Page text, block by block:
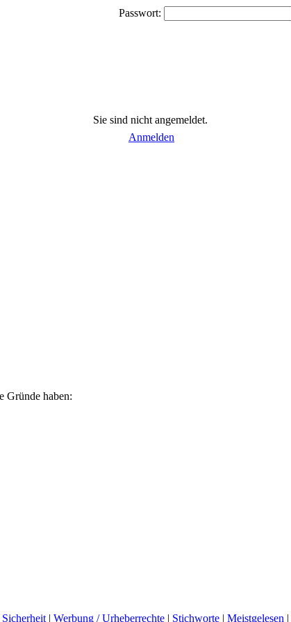
Passwort:
Sie sind nicht angemeldet.
Anmelden
Gründe haben:
Sicherheit | Werbung / Urheberrechte | Stichworte | Meistgelesen |